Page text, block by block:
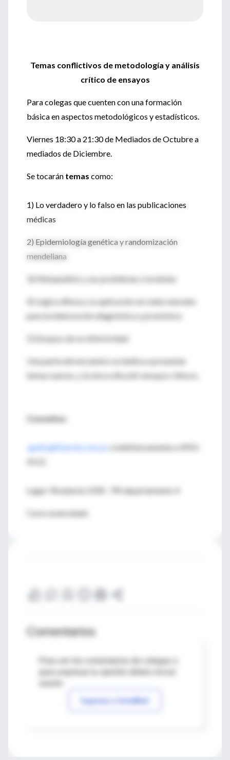
Temas conflictivos de metodología y análisis
crítico de ensayos
Para colegas que cuenten con una formación
básica en aspectos metodológicos y estadísticos.
Viernes 18:30 a 21:30 de Mediados de Octubre a
mediados de Diciembre.
Se tocarán temas como:
1) Lo verdadero y lo falso en las publicaciones
médicas
2) Epidemiología genética y randomización
mendeliana
3) Metaanálisis y sus problemas crecientes
4) Lógica difusa y su aplicación en redes neurales
para la elaboración diagnóstica y pronóstica
5) Ensayos de no inferioridad.
Una parte del encuentro se dedica a presentar
temas nuevos, y la otra a discutir ensayos clínicos.
Consultas:
gedic@fibertel.com.ar
o telefónicamente a 4952-
Lugar: Rivadavia 2358 - PB departamento 4
Curso arancelado
Comentarios
Para ver los comentarios de colegas o
Ingresar a IntraMed